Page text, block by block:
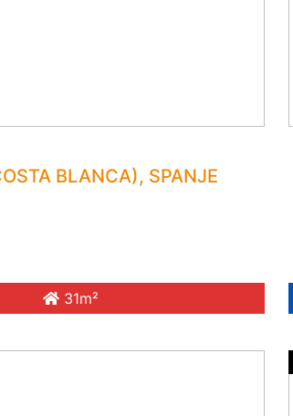
BLANCA), SPANJE
31m²